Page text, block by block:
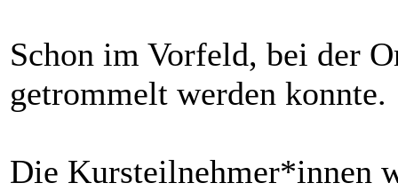
Schon im Vorfeld, bei der
getrommelt werden konnte.
Die Kursteilnehmer*innen